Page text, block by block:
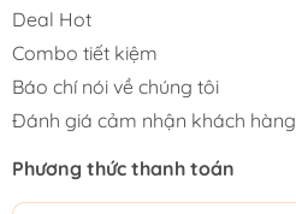
Deal Hot
Combo tiết kiệm
Báo chí nói về chúng tôi
Đánh giá cảm nhận khách hàng
Phương thức thanh toán